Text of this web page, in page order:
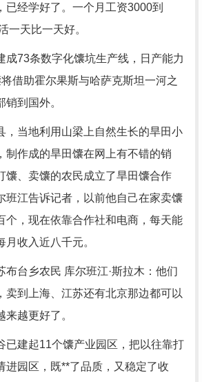
已经学好了。一个月工资3000到
一天比一天好。
73条数字化馕坑生产线，日产能力
借助霍尔果斯与哈萨克斯坦一河之
到国外。
当地利用山梁上自然生长的旱田小
制作成的旱田馕在网上有不错的销
馕、卖馕的农民成立了旱田馕合作
班江告诉记者，以前他自己在家卖馕
个，现在依靠合作社和电商，每天能
收入近八千元。
台乡农民 库尔班江·斯拉木：他们
卖到上海、江苏还有北京那边都可以
越更好了。
建起11个馕产业园区，把以往靠打
进园区，既**了品质，又稳定了收